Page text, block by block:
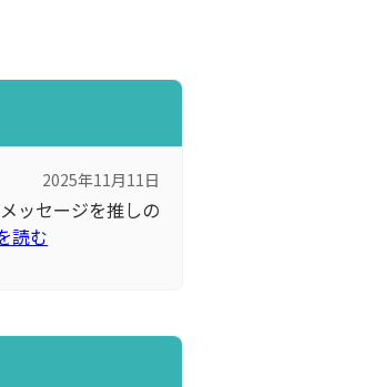
2025年11月11日
メッセージを推しの
読む